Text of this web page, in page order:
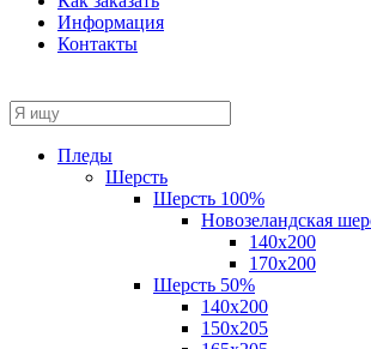
Информация
Контакты
Пледы
Шерсть
Шерсть 100%
Новозеландская
140х200
170x200
Шерсть 50%
140x200
150х205